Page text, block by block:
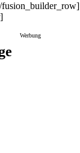
Werbung